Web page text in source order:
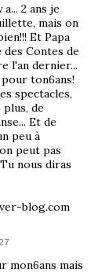
2 ans je
mais on
Et Papa
Contes de
l'an dernier...
ton6ans!
spectacles,
de
Et de
peu à
peut pas
nous diras
blog.com
mon6ans mais